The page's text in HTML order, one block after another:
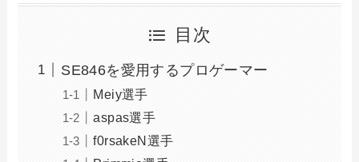
目次
SE846を愛用するプロゲーマー
Meiy選手
aspas選手
f0rsakeN選手